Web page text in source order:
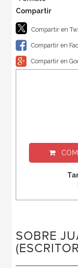
Compartir en
Compartir en
Compartir en
SOBRE